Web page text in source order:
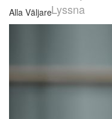
Lyssna
Alla Väljare